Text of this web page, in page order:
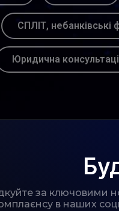
СПЛІТ, небанківські
Юридична
за ключовими
в наших